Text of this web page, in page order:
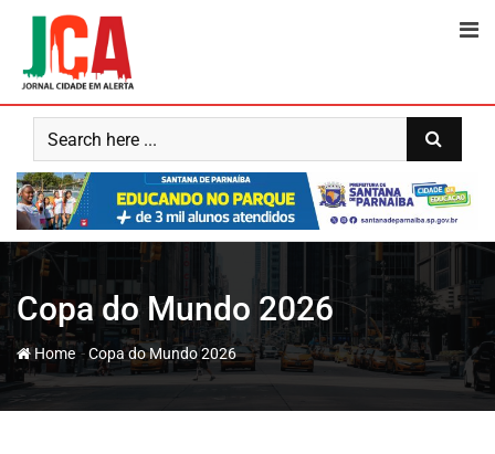
content
Copa do Mundo 2026
Home-Copa do Mundo 2026